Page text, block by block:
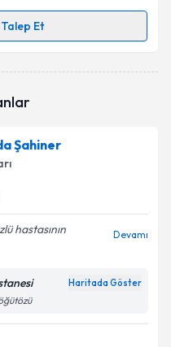
Et
randevu almanız
ilişkin
ediyorum.
Şahiner
hastasının
Devamı
Haritada Göster